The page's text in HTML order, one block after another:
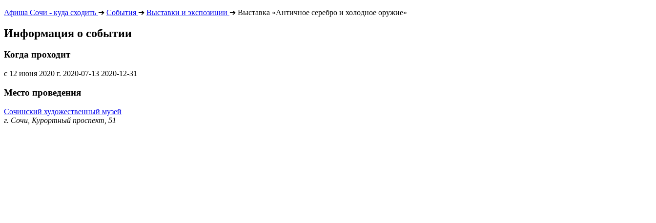
Афиша Сочи - куда сходить ➔ События ➔ Выставки и экспозиции ➔ Выставка «Античное серебро и холодное оружие»
Информация о событии
Когда проходит
с 12 июня 2020 г. 2020-07-13 2020-12-31
Место проведения
Сочинский художественный музей
г. Сочи, Курортный проспект, 51